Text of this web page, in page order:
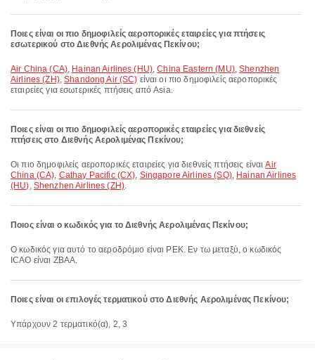
Ποιες είναι οι πιο δημοφιλείς αεροπορικές εταιρείες για πτήσεις
εσωτερικού στο Διεθνής Αερολιμένας Πεκίνου;
Air China (CA), Hainan Airlines (HU),China Eastern (MU),Shenzhen
Airlines (ZH),Shandong Air (SC) είναι οι πιο δημοφιλείς αεροπορικές
εταιρείες για εσωτερικές πτήσεις από Asia.
Ποιες είναι οι πιο δημοφιλείς αεροπορικές εταιρείες για διεθνείς
πτήσεις στο Διεθνής Αερολιμένας Πεκίνου;
Οι πιο δημοφιλείς αεροπορικές εταιρείες για διεθνείς πτήσεις είναιAir
China (CA), Cathay Pacific (CX), Singapore Airlines (SQ), Hainan Airlines
(HU), Shenzhen Airlines (ZH).
Ποιος είναι ο κωδικός για το Διεθνής Αερολιμένας Πεκίνου;
Ο κωδικός για αυτό το αεροδρόμιο είναι PEK. Εν τω μεταξύ, ο κωδικός
ICAO είναι ZBAA.
Ποιες είναι οι επιλογές τερματικού στο Διεθνής Αερολιμένας Πεκίνου;
Υπάρχουν 2 τερματικό(α), 2, 3